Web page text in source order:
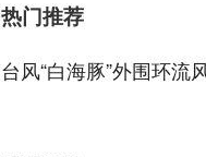
热门推荐
台风“白海豚”外围环